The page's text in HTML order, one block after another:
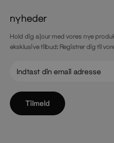
nyheder
Hold dig ajour med vores nye
eksklusive tilbud: Registrer dig til
Tilmeld